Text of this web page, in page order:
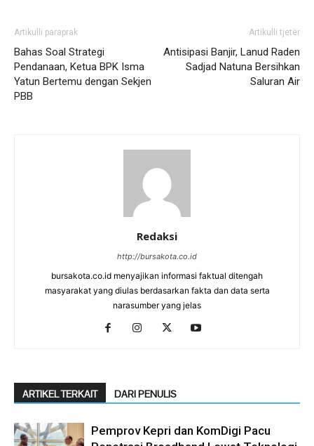
Artikulli paraprak
Bahas Soal Strategi
Pendanaan, Ketua BPK Isma
Yatun Bertemu dengan Sekjen
PBB
Artikulli tjetër
Antisipasi Banjir, Lanud Raden
Sadjad Natuna Bersihkan
Saluran Air
Redaksi
http://bursakota.co.id
bursakota.co.id menyajikan informasi faktual ditengah
masyarakat yang diulas berdasarkan fakta dan data serta
narasumber yang jelas
ARTIKEL TERKAIT DARI PENULIS
Pemprov Kepri dan KomDigi Pacu